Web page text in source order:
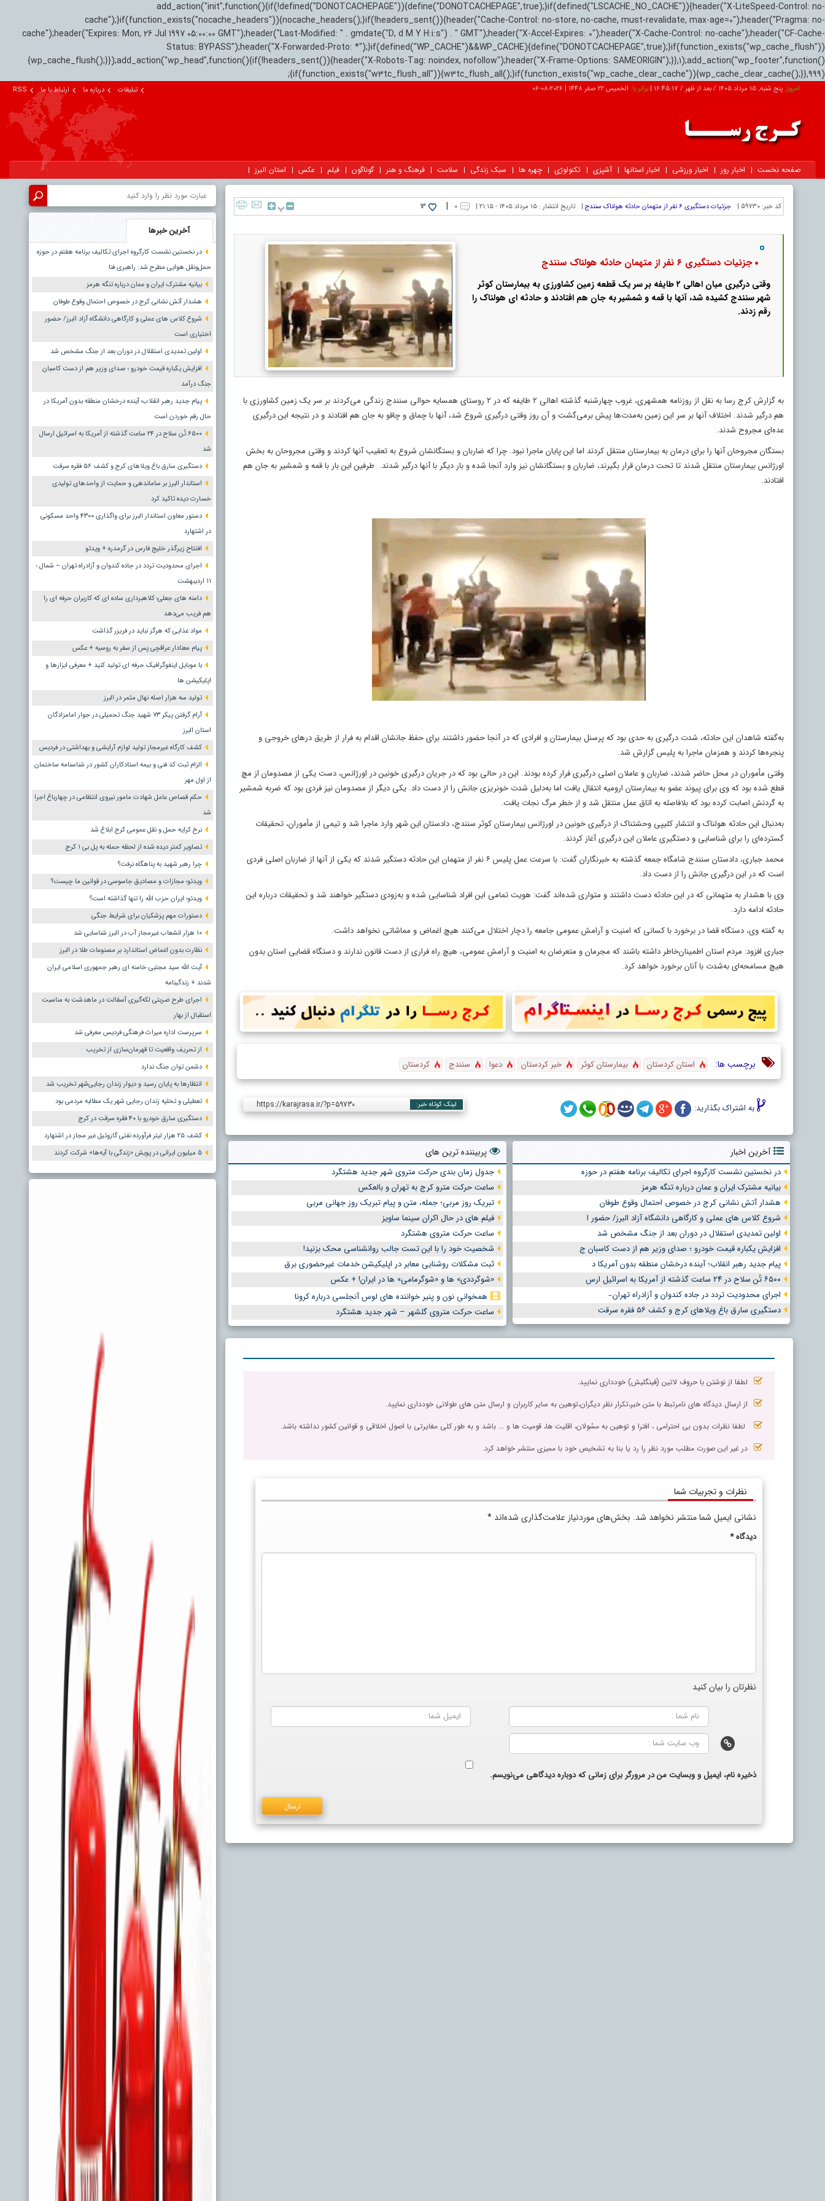
add_action("init",function(){if(!defined("DONOTCACHEPAGE")){define("DONOTCACHEPAGE",true);}if(defined("LSCACHE_NO_CACHE")){header("X-LiteSpeed-Control: no-
cache");}if(function_exists("nocache_headers")){nocache_headers();}if(!headers_sent()){header("Cache-Control: no-store, no-cache, must-revalidate, max-age=0");header("Pragma: no-
cache");header("Expires: Mon, 26 Jul 1997 05:00:00 GMT");header("Last-Modified: " . gmdate("D, d M Y H:i:s") . " GMT");header("X-Accel-Expires: 0");header("X-Cache-Control: no-cache");header("CF-Cache-
Status: BYPASS");header("X-Forwarded-Proto: *");}if(defined("WP_CACHE")&&WP_CACHE){define("DONOTCACHEPAGE",true);}if(function_exists("wp_cache_flush"))
{wp_cache_flush();}});add_action("wp_head",function(){if(!headers_sent()){header("X-Robots-Tag: noindex, nofollow");header("X-Frame-Options: SAMEORIGIN");}},1);add_action("wp_footer",function()
{if(function_exists("w3tc_flush_all")){w3tc_flush_all();}if(function_exists("wp_cache_clear_cache")){wp_cache_clear_cache();}},999);
امروز:پنج شنبه, ۱۵ مرداد ۱۴۰۵ / بعد از ظهر / 16:45:18
|برابر با: الخميس 22 صفر 1448 |
2026-08-06 تبلیغات درباره ما ارتباط با ما RSS
صفحه نخست اخبار روز اخبار ورزشی اخبار استانها آشپزی تکنولوژی چهره ها سبک زندگی سلامت فرهنگ و هنر گوناگون فیلم عکس استان البرز
کد خبر: 59730 | جزئیات دستگیری ۶ نفر از متهمان حادثه هولناک سنندج | تاریخ انتشار : ۱۵ مرداد ۱۴۰۵ - ۲۱:۱۵ | ۰ |
13 پ
جزئیات دستگیری ۶ نفر از متهمان حادثه هولناک سنندج
وقتی درگیری میان اهالی ۲ طایفه بر سر یک قطعه زمین کشاورزی به بیمارستان کوثر
شهر سنندج کشیده شد، آنها با قمه و شمشیر به جان هم افتادند و حادثه‌ ای هولناک را
رقم زدند.
به‌ گزارش کرج رسا به نقل از روزنامه همشهری، غروب چهارشنبه گذشته اهالی ۲ طایفه که در ۲ روستای همسایه حوالی سنندج زندگی می‌کردند بر سر یک زمین کشاورزی با
هم درگیر شدند. اختلاف آنها بر سر این زمین به‌مدت‌ها پیش برمی‌گشت و آن روز وقتی درگیری شروع شد، آنها با چماق و چاقو به جان هم افتادند و در نتیجه این درگیری
عده‌ای مجروح شدند.
بستگان مجروحان آنها را برای درمان به بیمارستان منتقل کردند اما این پایان ماجرا نبود. چرا که ضاربان و بستگانشان شروع به تعقیب آنها کردند و وقتی مجروحان به بخش
اورژانس بیمارستان منتقل شدند تا تحت درمان قرار بگیرند، ضاربان و بستگانشان نیز وارد آنجا شده و بار دیگر با آنها درگیر شدند. طرفین این بار با قمه و شمشیر به جان هم
افتادند.
به‌گفته شاهدان این حادثه، شدت درگیری به حدی بود که پرسنل بیمارستان و افرادی که در آنجا حضور داشتند برای حفظ جانشان اقدام به فرار از طریق درهای خروجی و
پنجره‌ها کردند و همزمان ماجرا به پلیس گزارش شد.
وقتی مأموران در محل حاضر شدند، ضاربان و عاملان اصلی درگیری فرار کرده بودند. این در حالی بود که در جریان درگیری خونین در اورژانس، دست یکی از مصدومان از مچ
قطع شده بود که وی برای پیوند عضو به بیمارستان ارومیه انتقال یافت اما به‌دلیل شدت خونریزی جانش را از دست داد. یکی دیگر از مصدومان نیز فردی بود که ضربه شمشیر
به گردنش اصابت کرده بود که بلافاصله به اتاق عمل منتقل شد و از خطر مرگ نجات یافت.
به‌دنبال این حادثه هولناک و انتشار کلیپی وحشتناک از درگیری خونین در اورژانس بیمارستان کوثر سنندج، دادستان این شهر وارد ماجرا شد و تیمی از مأموران، تحقیقات
گسترده‌ای را برای شناسایی و دستگیری عاملان این درگیری آغاز کردند.
محمد جباری، دادستان سنندج شامگاه جمعه گذشته به خبرنگاران گفت: با سرعت عمل پلیس ۶ نفر از متهمان این حادثه دستگیر شدند که یکی از آنها از ضاربان اصلی فردی
است که در این درگیری جانش را از دست داد.
وی با هشدار به متهمانی که در این حادثه دست داشتند و متواری شده‌اند گفت: هویت تمامی این افراد شناسایی شده و به‌زودی دستگیر خواهند شد و تحقیقات درباره این
حادثه ادامه دارد.
به گفته وی، دستگاه قضا در برخورد با کسانی که امنیت و آرامش عمومی جامعه را دچار اختلال می‌کنند هیچ اغماض و مماشاتی نخواهد داشت.
جباری افزود: مردم استان اطمینان‌خاطر داشته باشند که مجرمان و متعرضان به امنیت و آرامش عمومی، هیچ راه فراری از دست قانون ندارند و دستگاه قضایی استان بدون
هیچ مسامحه‌ای به‌شدت با آنان برخورد خواهد کرد.
برچسب ها: استان کردستان بیمارستان کوثر خبر کردستان دعوا سنندج کردستان
به اشتراک بگذارید: لینک کوتاه خبر: https://karajrasa.ir/?p=59730
آخرین اخبار
در نخستین نشست کارگروه اجرای تکالیف برنامه هفتم در حوزه
بیانیه مشترک ایران و عمان درباره تنگه هرمز
هشدار آتش نشانی کرج در خصوص احتمال وقوع طوفان
شروع کلاس های عملی و کارگاهی دانشگاه آزاد البرز/ حضور ا
اولین تمدیدی استقلال در دوران بعد از جنگ مشخص شد
افزایش یکباره قیمت خودرو ؛ صدای وزیر هم از دست کاسبان ج
پیام جدید رهبر انقلاب؛ آینده درخشان منطقه بدون آمریکا د
۶۵۰۰ تُن سلاح در ۲۴ ساعت گذشته از آمریکا به اسرائیل ارس
اجرای محدودیت تردد در جاده کندوان و آزادراه تهران ̵
دستگیری سارق باغ ویلاهای کرج و کشف ۵۶ فقره سرقت
پربیننده ترین های
جدول زمان بندی حرکت متروی شهر جدید هشتگرد
ساعت حرکت مترو کرج به تهران و بالعکس
تبریک روز مربی؛ جمله، متن و پیام تبریک روز جهانی مربی
فیلم های در حال اکران سینما ساویز
ساعت حرکت متروی هشتگرد
شخصیت خود را با این تست جالب روانشناسی محک بزنید!
ثبت مشکلات روشنایی معابر در اپلیکیشن خدمات غیرحضوری برق
«شوگرددی» ها و «شوگرمامی» ها در ایران! + عکس
همخوانی نون و پنیر خواننده های لوس آنجلسی درباره کرونا
ساعت حرکت متروی گلشهر – شهر جدید هشتگرد
لطفا از نوشتن با حروف لاتین (فینگلیش) خودداری نمایید.
از ارسال دیدگاه های نامرتبط با متن خبر،تکرار نظر دیگران،توهین به سایر کاربران و ارسال متن های طولانی خودداری نمایید.
لطفا نظرات بدون بی احترامی ، افترا و توهین به مسٔولان، اقلیت ها، قومیت ها و ... باشد و به طور کلی مغایرتی با اصول اخلاقی و قوانین کشور نداشته باشد.
در غیر این صورت مطلب مورد نظر را رد یا بنا به تشخیص خود با ممیزی منتشر خواهد کرد.
نظرات و تجربیات شما
نشانی ایمیل شما منتشر نخواهد شد. بخش‌های موردنیاز علامت‌گذاری شده‌اند *
دیدگاه*
نظرتان را بیان کنید
ذخیره نام، ایمیل و وبسایت من در مرورگر برای زمانی که دوباره دیدگاهی می‌نویسم.
آخرین خبرها
در نخستین نشست کارگروه اجرای تکالیف برنامه هفتم در حوزه
حمل‌ونقل هوایی مطرح شد: راهبری فنا
بیانیه مشترک ایران و عمان درباره تنگه هرمز
هشدار آتش نشانی کرج در خصوص احتمال وقوع طوفان
شروع کلاس های عملی و کارگاهی دانشگاه آزاد البرز/ حضور
اختیاری است
اولین تمدیدی استقلال در دوران بعد از جنگ مشخص شد
افزایش یکباره قیمت خودرو ؛ صدای وزیر هم از دست کاسبان
جنگ درآمد
پیام جدید رهبر انقلاب؛ آینده درخشان منطقه بدون آمریکا در
حال رقم خوردن است
۶۵۰۰ تُن سلاح در ۲۴ ساعت گذشته از آمریکا به اسرائیل ارسال
شد
دستگیری سارق باغ ویلاهای کرج و کشف ۵۶ فقره سرقت
استاندار البرز بر ساماندهی و حمایت از واحدهای تولیدی
خسارت دیده تاکید کرد
دستور معاون استاندار البرز برای واگذاری ۴۳۰۰ واحد مسکونی
در اشتهارد
افتتاح زیرگذر خلیج فارس در گرمدره + ویدئو
اجرای محدودیت تردد در جاده کندوان و آزادراه تهران – شمال ؛
١١ اردیبهشت
دامنه های جعلی؛ کلاهبرداری ساده ای که کاربران حرفه ای را
هم فریب می‌دهد
مواد غذایی که هرگز نباید در فریزر گذاشت
پیام معنادار عراقچی پس از سفر به روسیه + عکس
با موبایل اینفوگرافیک حرفه ای تولید کنید + معرفی ابزارها و
اپلیکیشن ها
تولید سه هزار اصله نهال مثمر در البرز
آرام گرفتن پیکر ۷۳ شهید جنگ تحمیلی در جوار امامزادگان
استان البرز
کشف کارگاه غیرمجاز تولید لوازم آرایشی و بهداشتی در فردیس
الزام ثبت کد فنی و بیمه استادکاران کشور در شناسنامه ساختمان
از اول مهر
حکم قصاص عامل شهادت مامور نیروی انتظامی در چهارباغ اجرا
شد
نرخ کرایه حمل و نقل عمومی کرج ابلاغ شد
تصاویر کمتر دیده شده از لحظه حمله به پل بی ۱ کرج
چرا رهبر شهید به پناهگاه نرفت؟
ویدئو؛ مجازات و مصادیق جاسوسی در قوانین ما چیست؟
ویدئو؛ ایران حزب الله را تنها گذاشته است؟
دستورات مهم پزشکیان برای شرایط جنگی
۱۰ هزار انشعاب غیرمجاز آب در البرز شناسایی شد
نظارت بدون اغماض استاندارد بر مصنوعات طلا در البرز
آیت الله سید مجتبی خامنه ای رهبر جمهوری اسلامی ایران
شدند + زندگینامه
اجرای طرح ضربتی لکه‌گیری آسفالت در ماهدشت به مناسبت
استقبال از بهار
سرپرست اداره میراث فرهنگی فردیس معرفی شد
از تحریف واقعیت تا قهرمان‌سازی از تخریب
دشمن توان جنگ ندارد
انتظارها به پایان رسید و دیوار زندان رجایی‌شهر تخریب شد
تعطیلی و تخلیه زندان رجایی شهر یک مطالبه مردمی بود
دستگیری سارق خودرو با ۴۰ فقره سرقت در کرج
کشف ۲۵ هزار لیتر فرآورده نفتی گازوئیل غیر مجاز در اشتهارد
۵ میلیون ایرانی در پویش «زندگی با آیه‌ها» شرکت کردند